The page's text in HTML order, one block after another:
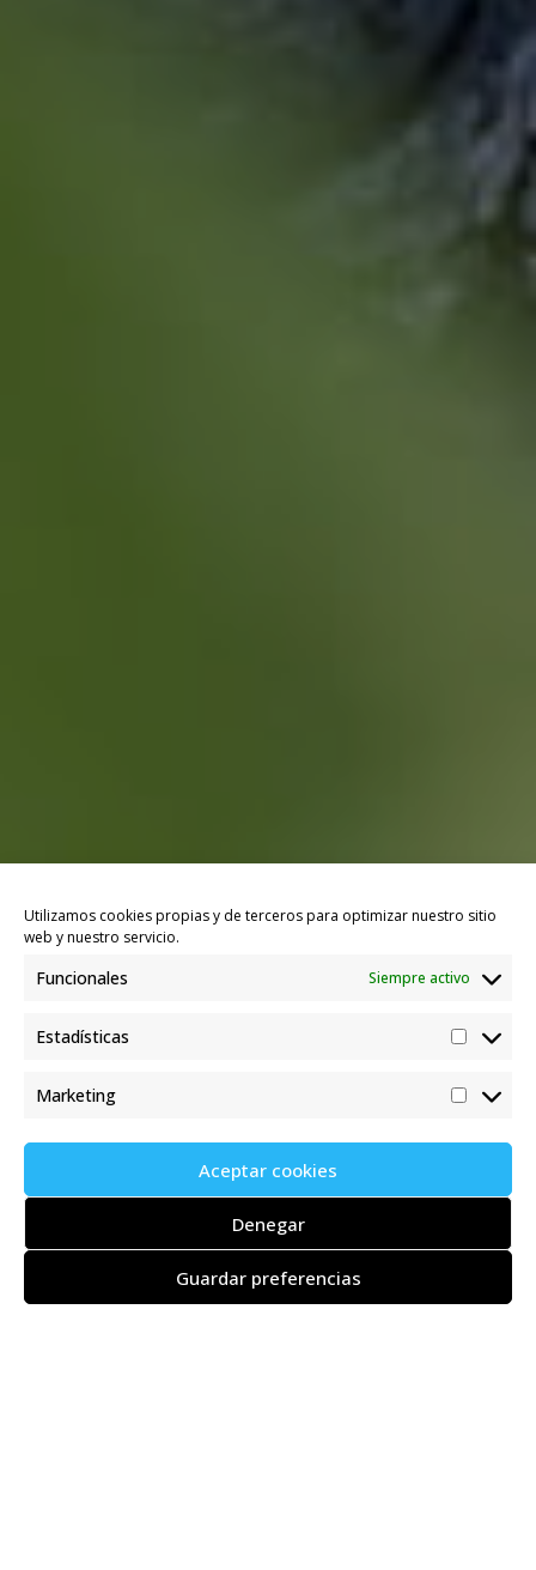
Utilizamos cookies propias y de terceros para optimizar nuestro sitio
web y nuestro servicio.
Funcionales Siempre activo
Estadísticas
Marketing
Aceptar cookies
Denegar
Guardar preferencias